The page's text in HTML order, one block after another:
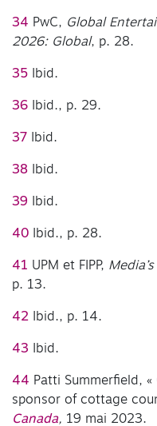
34 PwC, Global
2026: Global, p. 28.
35 Ibid.
36 Ibid., p. 29.
37 Ibid.
38 Ibid.
39 Ibid.
40 Ibid., p. 28.
41 UPM et FIPP,
p. 13.
42 Ibid., p. 14.
43 Ibid.
44 Patti Summerfield,
sponsor of cottage
Canada, 19 mai 2023.